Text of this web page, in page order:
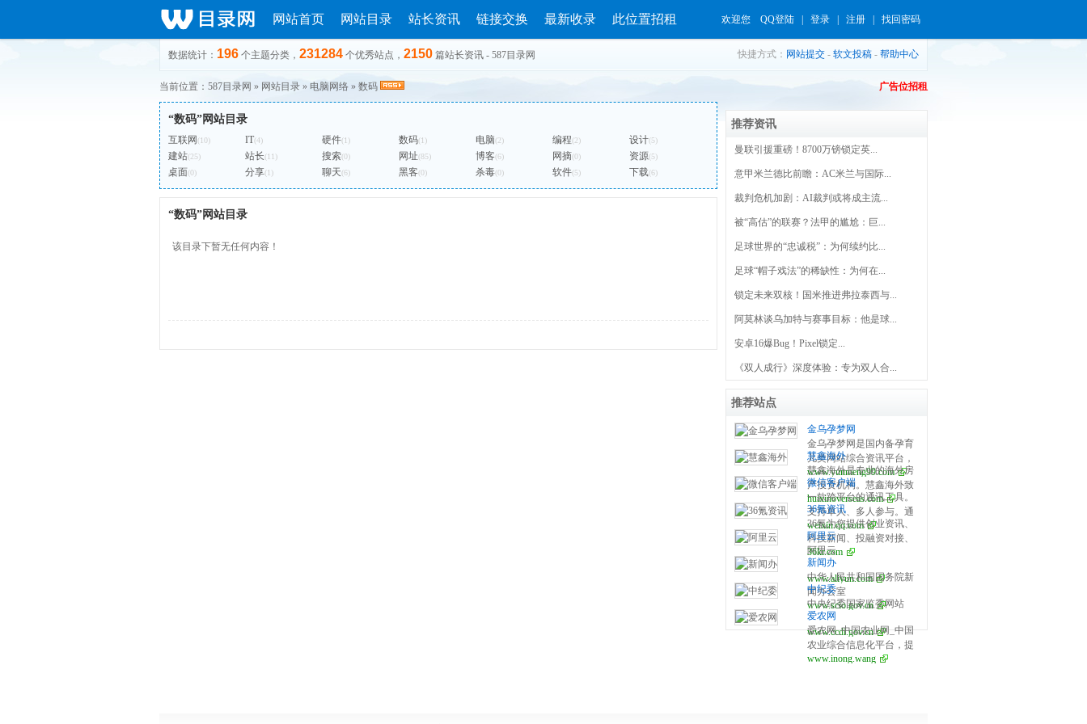
网站首页 网站目录 站长资讯 链接交换 最新收录 此位置招租 欢迎您 QQ登陆 登录 注册 找回密码
数据统计： 196 个主题分类， 231284 个优秀站点， 2150 篇站长资讯 - 587目录网 快捷方式： 网站提交 - 软文投稿 - 帮助中心
广告位招租
当前位置： 587目录网 » 网站目录 » 电脑网络 » 数码
“数码”网站目录
互联网(10) IT(4) 硬件(1) 数码(1) 电脑(2) 编程(2) 设计(5)
建站(25) 站长(11) 搜索(0) 网址(85) 博客(6) 网摘(0) 资源(5)
桌面(0) 分享(1) 聊天(6) 黑客(0) 杀毒(0) 软件(5) 下载(6)
“数码”网站目录
该目录下暂无任何内容！
推荐资讯
曼联引援重磅！8700万镑锁定英...
意甲米兰德比前瞻：AC米兰与国际...
裁判危机加剧：AI裁判或将成主流...
被“高估”的联赛？法甲的尴尬：巨...
足球世界的“忠诚税”：为何续约比...
足球“帽子戏法”的稀缺性：为何在...
锁定未来双核！国米推进弗拉泰西与...
阿莫林谈乌加特与赛事目标：他是球...
安卓16爆Bug！Pixel锁定...
《双人成行》深度体验：专为双人合...
推荐站点
金乌孕梦网
金乌孕梦网是国内备孕育
儿类网站综合资讯平台，
开设试管婴儿、备孕百
科、怀孕之道、产后修
复、育儿宝典、生活指南
等栏目，分享全面泰国、
美国、俄罗斯、乌克兰等
国家的第三代试管婴儿医
院、攻略、流程、费用及
成功率等详细解说，提供
全全方位试管婴儿资讯平
台。
www.yunmeng99.com
慧鑫海外
慧鑫海外是专业的海外房
产投资机构。慧鑫海外致
力于为全球华人提供海外
置业全球重点国家在售楼
盘信息，助您做出最英明
的海外投资决策，是您海
外房产投资和买房移民首
选的海外房产机构。专业
国际持牌律师法律把关，
国内国外同价销售！
huixinoverseas.com
微信客户端
一款跨平台的通讯工具。
支持单人、多人参与。通
过手机网络发送语音、图
片、视频和文字。
weixin.qq.com
36氪资讯
36氪为您提供创业资讯、
科技新闻、投融资对接、
股权投资、极速融资等创
业服务，致力成为创业者
可以依赖的创业服务平
台，为创业者提供最好的
产品和服务。
36kr.com
阿里云
阿里云
www.aliyun.com
新闻办
中华人民共和国国务院新
闻办公室
www.scio.gov.cn
中纪委
中央纪委国家监委网站
www.ccdi.gov.cn
爱农网
爱农网_中国农业网_中国
农业综合信息化平台，提
供免费农产品交易信息,农
www.inong.wang